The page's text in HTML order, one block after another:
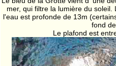
mer, qui filtre la lumière du
l'eau est profonde de 13m
fond
Le plafond est